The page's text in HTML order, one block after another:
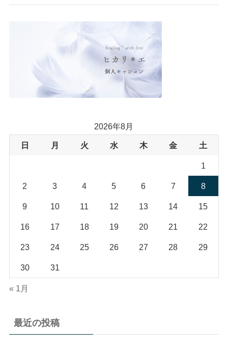
(4)
(18)
2026年8月
日 月 火 水 木 金 土
1
2 3 4 5 6 7 8
9 10 11 12 13 14 15
16 17 18 19 20 21 22
23 24 25 26 27 28 29
30 31
« 1月
最近の投稿